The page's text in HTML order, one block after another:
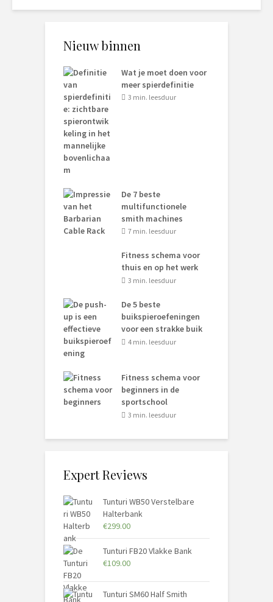
Nieuw binnen
Wat je moet doen voor
meer spierdefinitie
3 min. leesduur
De 7 beste
multifunctionele
smith machines
7 min. leesduur
Fitness schema voor
thuis en op het werk
3 min. leesduur
De 5 beste
buikspieroefeningen
voor een strakke buik
4 min. leesduur
Fitness schema voor
beginners in de
sportschool
3 min. leesduur
Expert Reviews
Tunturi WB50 Verstelbare
Halterbank
€299.00
Tunturi FB20 Vlakke Bank
€109.00
Tunturi SM60 Half Smith